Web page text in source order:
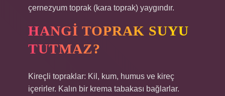
çernezyum toprak (kara toprak) yaygındır.
HANGI TOPRAK SUYU
TUTMAZ?
Kireçli topraklar: Kil, kum, humus ve kireç
içerirler. Kalın bir krema tabakası bağlarlar.